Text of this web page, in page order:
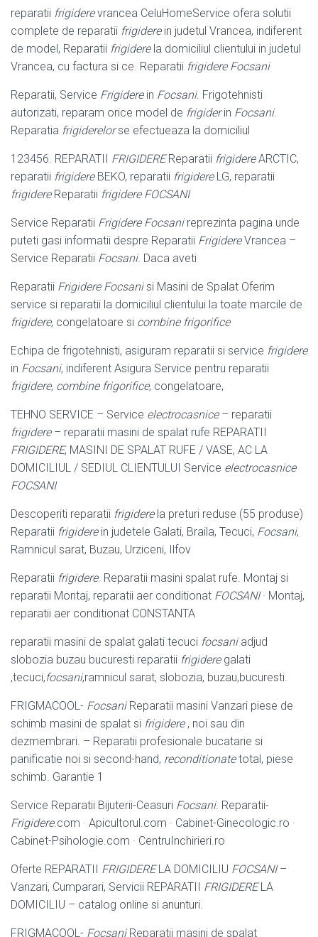
reparatii frigiderevrancea CeluHomeService ofera solutii
complete de reparatii frigiderein judetul Vrancea, indiferent
de model, Reparatii frigiderela domiciliul clientului in judetul
Vrancea, cu factura si ce. Reparatii frigidere Focsani
Reparatii, Service Frigiderein Focsani. Frigotehnisti
autorizati, reparam orice model de frigiderin Focsani.
Reparatia frigiderelorse efectueaza la domiciliul
123456. REPARATII FRIGIDEREReparatii frigidereARCTIC,
reparatii frigidereBEKO, reparatii frigidereLG, reparatii
frigidereReparatii frigidere FOCSANI
Service Reparatii Frigidere Focsanireprezinta pagina unde
puteti gasi informatii despre Reparatii FrigidereVrancea –
Service Reparatii Focsani. Daca aveti
Reparatii Frigidere Focsanisi Masini de Spalat Oferim
service si reparatii la domiciliul clientului la toate marcile de
frigidere, congelatoare si combine frigorifice
Echipa de frigotehnisti, asiguram reparatii si service frigidere
in Focsani, indiferent Asigura Service pentru reparatii
frigidere, combine frigorifice, congelatoare,
TEHNO SERVICE – Service electrocasnice– reparatii
frigidere– reparatii masini de spalat rufe REPARATII
FRIGIDERE, MASINI DE SPALAT RUFE / VASE, AC LA
DOMICILIUL / SEDIUL CLIENTULUI Service electrocasnice
FOCSANI
Descoperiti reparatii frigiderela preturi reduse (55 produse)
Reparatii frigiderein judetele Galati, Braila, Tecuci, Focsani,
Ramnicul sarat, Buzau, Urziceni, Ilfov
Reparatii frigidere. Reparatii masini spalat rufe. Montaj si
reparatii Montaj, reparatii aer conditionat FOCSANI· Montaj,
reparatii aer conditionat CONSTANTA
reparatii masini de spalat galati tecuci focsaniadjud
slobozia buzau bucuresti reparatii frigideregalati
,tecuci,focsani,ramnicul sarat, slobozia, buzau,bucuresti.
FRIGMACOOL- FocsaniReparatii masini Vanzari piese de
schimb masini de spalat si frigidere, noi sau din
dezmembrari. – Reparatii profesionale bucatarie si
panificatie noi si second-hand, reconditionatetotal, piese
schimb. Garantie 1
Service Reparatii Bijuterii-Ceasuri Focsani. Reparatii-
Frigidere.com · Apicultorul.com · Cabinet-Ginecologic.ro ·
Cabinet-Psihologie.com · CentruInchirieri.ro
Oferte REPARATII FRIGIDERELA DOMICILIU FOCSANI–
Vanzari, Cumparari, Servicii REPARATII FRIGIDERELA
DOMICILIU – catalog online si anunturi.
FRIGMACOOL- FocsaniReparatii masini de spalat